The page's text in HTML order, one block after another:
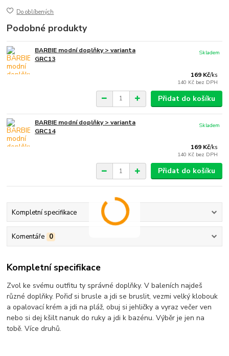
Do oblíbených
Podobné produkty
BARBIE modní doplňky > varianta
GRC13
169 Kč/ks
140 Kč bez DPH
Skladem
Přidat do košíku
BARBIE modní doplňky > varianta
GRC14
169 Kč/ks
140 Kč bez DPH
Skladem
Přidat do košíku
Kompletní specifikace
Komentáře 0
Kompletní specifikace
Zvol ke svému outfitu ty správné doplňky. V baleních najdeš
různé doplňky. Pořiď si brusle a jdi se bruslit, vezmi velký klobouk
a opalovací krém a jdi na pláž, obuj si jehličky a vyraz večer ven
nebo si dej kšilt nanuk do ruky a jdi k bazénu. Výběr je jen na
tobě. Více druhů.